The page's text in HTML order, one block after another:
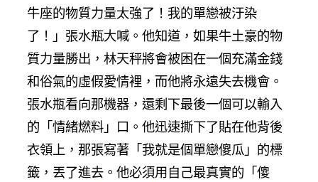
牛座的物質力量太強了！我的單戀被汙染
了！」張水瓶大喊。他知道，如果牛土豪的物
質力量勝出，林天秤將會被困在一個充滿金錢
和俗氣的虛假愛情裡，而他將永遠失去機會。
張水瓶看向那機器，還剩下最後一個可以輸入
的「情緒燃料」口。他迅速撕下了貼在他背後
衣領上，那張寫著「我就是個單戀傻瓜」的標
籤，丟了進去。他必須用自己最真實的「傻